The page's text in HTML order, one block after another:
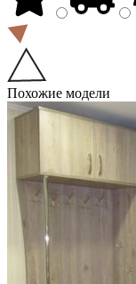
Похожие модели